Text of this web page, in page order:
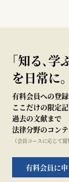
｢知る､学
を日常に。
有料会員への登録
ここだけの限定
過去の文献まで
法律分野のコンテ
（会員コースに応じて
有料会員に